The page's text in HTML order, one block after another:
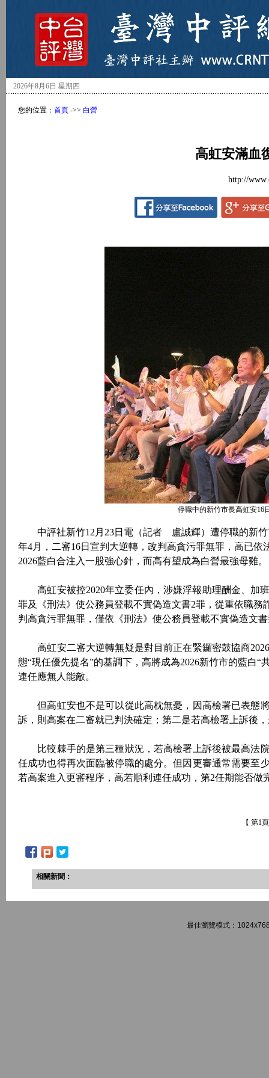
2026年8月6日 星期四
您的位置： 首頁 ->> 白營
高虹安滿
http://
停職中的新竹市長高虹安
中評社新竹12月23日電（記者 盧誠輝）遭停職的新竹
年4月，二審16日宣判大逆轉，改判高貪污罪無罪，高已
2026藍白合注入一股強心針，而高有望成為白營最強母雞。
高虹安被控2020年立委任內，涉嫌浮報助理酬金、加
罪及《刑法》使公務員登載不實偽造文書2罪，從重依職
判高貪污罪無罪，僅依《刑法》使公務員登載不實偽造文
高虹安二審大逆轉無疑是對目前正在緊鑼密鼓協商
態“現任優先提名”的基調下，高將成為2026新竹市的藍白
連任應無人能敵。
但高虹安也不是可以從此高枕無憂，因高檢署已表態
訴，則高案在二審就已判決確定；第二是若高檢署上訴後
比較棘手的是第三種狀況，若高檢署上訴後被最高法
任成功也得再次面臨被停職的處分。但因更審通常需要至
若高案進入更審程序，高若順利連任成功，第2任期能否做
【 第1
相關新聞：
最佳瀏覽模式：